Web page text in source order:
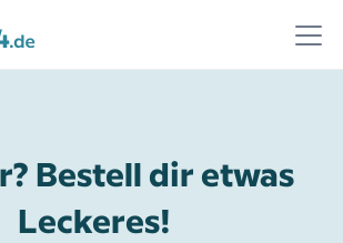
Bestell dir etwas
Leckeres!